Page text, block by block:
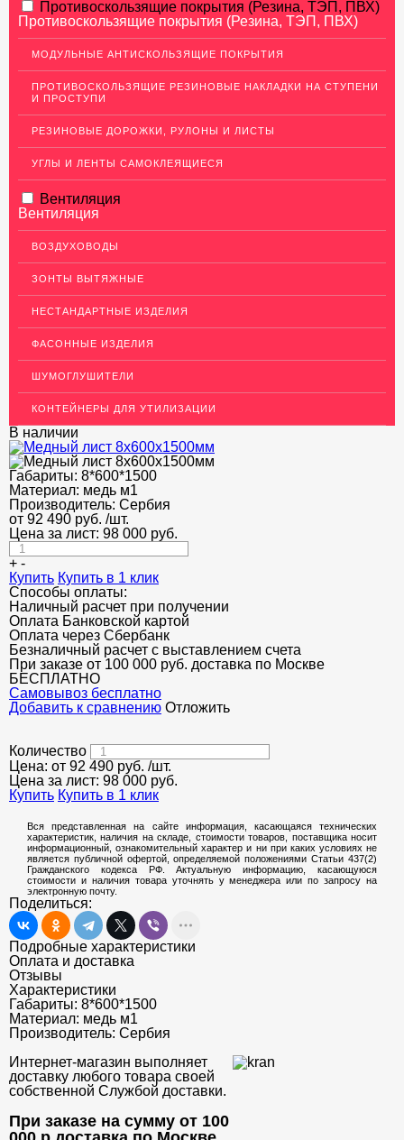
АЛЮМИНИЕВЫЙ ПРОКАТ
НЕРЖАВЕЮЩАЯ СТАЛЬ
МЕДНЫЙ ПРОКАТ
Медный лист (листовая медь)
Медная панель
Медный (круг) пруток
Шины медные
Крепеж из меди
Медные трубы
Изделия из Меди
Кабель, провод медный
ЛАТУННЫЙ ПРОКАТ
ДЕКОР НЕРЖАВЕЙКА
ОГРАЖДЕНИЯ ДЛЯ ЛЕСТНИЦ
ЭЛЕКТРОДЫ
ДЕКОРАТИВНЫЙ УГОЛОК
МЕТАЛЛИЧЕСКИЕ ПОРОГИ НАПОЛЬНЫЕ (ДЛЯ ПОЛА),
РАСКЛАДКА, ПЛИНТУС
ПОТОЛКИ
АКЦИИ
НЕДОРОГОЙ МЕТАЛЛОПРОКАТ
Противоскользящие покрытия (Резина, ТЭП, ПВХ)
Противоскользящие покрытия (Резина, ТЭП, ПВХ)
МОДУЛЬНЫЕ АНТИСКОЛЬЗЯЩИЕ ПОКРЫТИЯ
ПРОТИВОСКОЛЬЗЯЩИЕ РЕЗИНОВЫЕ НАКЛАДКИ НА СТУПЕНИ
И ПРОСТУПИ
РЕЗИНОВЫЕ ДОРОЖКИ, РУЛОНЫ И ЛИСТЫ
УГЛЫ И ЛЕНТЫ САМОКЛЕЯЩИЕСЯ
Вентиляция
Вентиляция
ВОЗДУХОВОДЫ
ЗОНТЫ ВЫТЯЖНЫЕ
НЕСТАНДАРТНЫЕ ИЗДЕЛИЯ
ФАСОННЫЕ ИЗДЕЛИЯ
ШУМОГЛУШИТЕЛИ
КОНТЕЙНЕРЫ ДЛЯ УТИЛИЗАЦИИ
В наличии
Габариты: 8*600*1500
Материал: медь м1
Производитель: Сербия
от 92 490 руб. /шт.
Цена за лист: 98 000 руб.
+ -
Купить Купить в 1 клик
Способы оплаты:
Наличный расчет при получении
Оплата Банковской картой
Оплата через Сбербанк
Безналичный расчет с выставлением счета
При заказе от 100 000 руб. доставка по Москве
БЕСПЛАТНО
Cамовывоз бесплатно
Добавить к сравнению Отложить
Количество
Цена: от 92 490 руб. /шт.
Цена за лист: 98 000 руб.
Купить Купить в 1 клик
Вся представленная на сайте информация, касающаяся технических
характеристик, наличия на складе, стоимости товаров, поставщика носит
информационный, ознакомительный характер и ни при каких условиях не
является публичной офертой, определяемой положениями Статьи 437(2)
Гражданского кодекса РФ. Актуальную информацию, касающуюся
стоимости и наличия товара уточнять у менеджера или по запросу на
электронную почту.
Поделиться:
Подробные характеристики
Оплата и доставка
Отзывы
Характеристики
Габариты: 8*600*1500
Материал: медь м1
Производитель: Сербия
Интернет-магазин выполняет
доставку любого товара своей
собственной Службой доставки.
При заказе на сумму от 100